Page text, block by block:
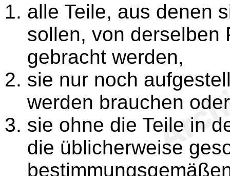
alle Teile, aus denen
sollen, von derselben
gebracht werden,
sie nur noch
werden brauchen oder
sie ohne die Teile in
die üblicherweise